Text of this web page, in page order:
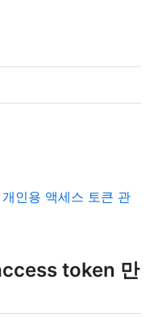
개인용 액세스 토큰 관
token 만